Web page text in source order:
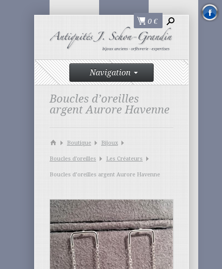
0 €
Navigation
Boucles d’oreilles
argent Aurore Havenne
Boutique Bijoux
Boucles d'oreilles Les Créateurs
Boucles d’oreilles argent Aurore Havenne